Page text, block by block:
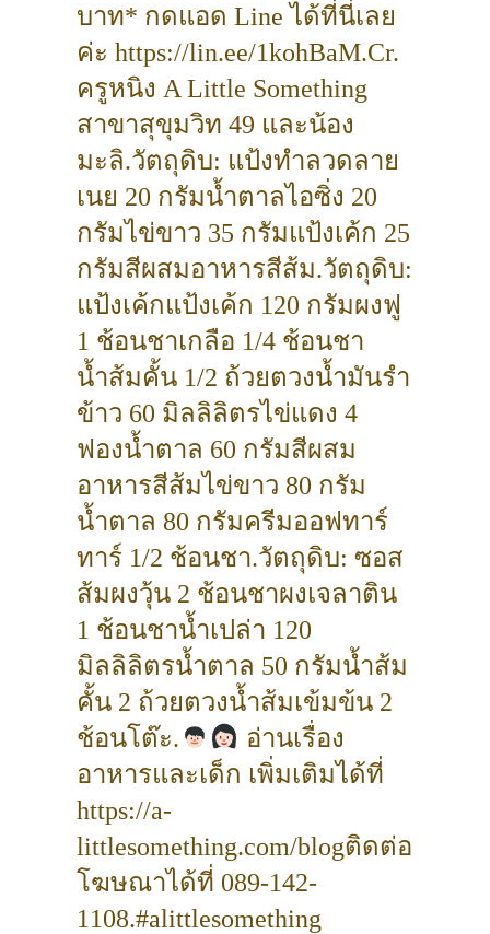
บาท* กดแอด Line ได้ที่นี่เลย
ค่ะ https://lin.ee/1kohBaM.Cr.
ครูหนิง A Little Something
สาขาสุขุมวิท 49 และน้อง
มะลิ.วัตถุดิบ: แป้งทำลวดลาย
เนย 20 กรัมน้ำตาลไอซิ่ง 20
กรัมไข่ขาว 35 กรัมแป้งเค้ก 25
กรัมสีผสมอาหารสีส้ม.วัตถุดิบ:
แป้งเค้กแป้งเค้ก 120 กรัมผงฟู
1 ช้อนชาเกลือ 1/4 ช้อนชา
น้ำส้มคั้น 1/2 ถ้วยตวงน้ำมันรำ
ข้าว 60 มิลลิลิตรไข่แดง 4
ฟองน้ำตาล 60 กรัมสีผสม
อาหารสีส้มไข่ขาว 80 กรัม
น้ำตาล 80 กรัมครีมออฟทาร์
ทาร์ 1/2 ช้อนชา.วัตถุดิบ: ซอส
ส้มผงวุ้น 2 ช้อนชาผงเจลาติน
1 ช้อนชาน้ำเปล่า 120
มิลลิลิตรน้ำตาล 50 กรัมน้ำส้ม
คั้น 2 ถ้วยตวงน้ำส้มเข้มข้น 2
ช้อนโต๊ะ.
อ่านเรื่อง
อาหารและเด็ก เพิ่มเติมได้ที่
https://a-
littlesomething.com/blogติดต่อ
โฆษณาได้ที่ 089-142-
1108.#alittlesomething